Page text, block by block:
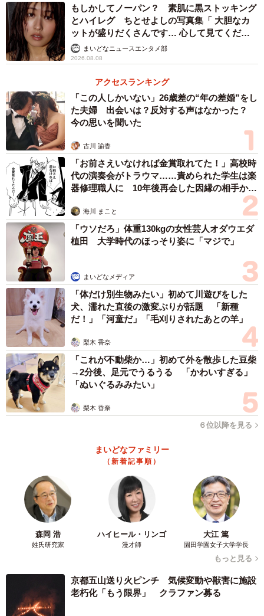
もしかしてノーパン？ 素肌に黒ストッキング
とハイレグ ちとせよしの写真集「 大胆なカ
ットが盛りだくさんです… 心して見てくださ
い」まいどなニュースエンタメ部
2026.08.08
アクセスランキング
「この人しかいない」26歳差の“年の差婚”をし
た夫婦 出会いは？反対する声はなかった？
今の思いを聞いた
古川 諭香
「お前さえいなければ金賞取れてた！」高校時
代の演奏会がトラウマ……責められた学生は楽
器修理職人に 10年後再会した因縁の相手から
海川 まこと
「ウソだろ」体重130kgの女性芸人オダウエダ
植田 大学時代のほっそり姿に「マジで」
まいどなメディア
「体だけ別生物みたい」初めて川遊びをした
犬、濡れた直後の激変ぶりが話題 「新種
だ！」「河童だ」「毛刈りされたあとの羊」
梨木 香奈
「これが不動柴か…」初めて外を散歩した豆柴
→2分後、足元でうるうる 「かわいすぎる」
「ぬいぐるみみたい」
梨木 香奈
６位以降を見る
まいどなファミリー
（新着記事順）
森岡 浩
姓氏研究家
ハイヒール・リンゴ
漫才師
大江 篤
園田学園女子大学学長
もっと見る
京都五山送り火ピンチ 気候変動や獣害に施設
老朽化「もう限界」 クラファン募る